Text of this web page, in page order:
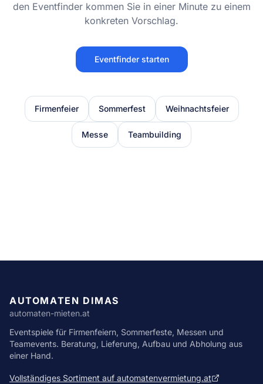
den Eventfinder kommen Sie in einer Minute zu einem
konkreten Vorschlag.
Eventfinder starten
Firmenfeier Sommerfest Weihnachtsfeier
Messe Teambuilding
AUTOMATEN DIMAS
automaten-mieten.at
Eventspiele für Firmenfeiern, Sommerfeste, Messen und
Teamevents. Beratung, Lieferung, Aufbau und Abholung aus
einer Hand.
Vollständiges Sortiment auf automatenvermietung.at